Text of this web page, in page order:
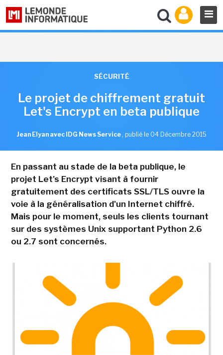
SÉCURITÉ
Le projet de chiffrement gratuit
Let's Encrypt en beta publique
Jean Elyan avec IDG News Service , publié le 04 Décembre 2015
En passant au stade de la beta publique, le
projet Let's Encrypt visant à fournir
gratuitement des certificats SSL/TLS ouvre la
voie à la généralisation d'un Internet chiffré.
Mais pour le moment, seuls les clients tournant
sur des systèmes Unix supportant Python 2.6
ou 2.7 sont concernés.